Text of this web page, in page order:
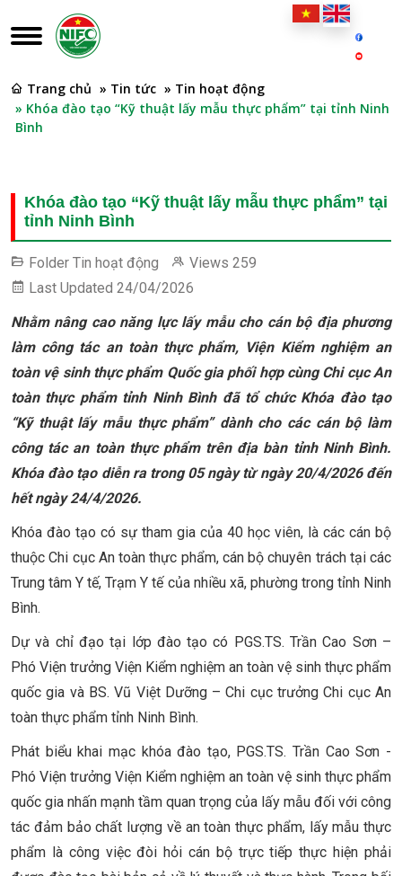
Trang chủ » Tin tức » Tin hoạt động
» Khóa đào tạo “Kỹ thuật lấy mẫu thực phẩm” tại tỉnh Ninh
Bình
Khóa đào tạo “Kỹ thuật lấy mẫu thực phẩm” tại
tỉnh Ninh Bình
Folder Tin hoạt động Views 259
Last Updated 24/04/2026
Nhằm nâng cao năng lực lấy mẫu cho cán bộ địa phương
làm công tác an toàn thực phẩm, Viện Kiểm nghiệm an
toàn vệ sinh thực phẩm Quốc gia phối hợp cùng Chi cục An
toàn thực phẩm tỉnh Ninh Bình đã tổ chức Khóa đào tạo
“Kỹ thuật lấy mẫu thực phẩm” dành cho các cán bộ làm
công tác an toàn thực phẩm trên địa bàn tỉnh Ninh Bình.
Khóa đào tạo diễn ra trong 05 ngày từ ngày 20/4/2026 đến
hết ngày 24/4/2026.
Khóa đào tạo có sự tham gia của 40 học viên, là các cán bộ
thuộc Chi cục An toàn thực phẩm, cán bộ chuyên trách tại các
Trung tâm Y tế, Trạm Y tế của nhiều xã, phường trong tỉnh Ninh
Bình.
Dự và chỉ đạo tại lớp đào tạo có PGS.TS. Trần Cao Sơn –
Phó Viện trưởng Viện Kiểm nghiệm an toàn vệ sinh thực phẩm
quốc gia và BS. Vũ Việt Dưỡng – Chi cục trưởng Chi cục An
toàn thực phẩm tỉnh Ninh Bình.
Phát biểu khai mạc khóa đào tạo, PGS.TS. Trần Cao Sơn -
Phó Viện trưởng Viện Kiểm nghiệm an toàn vệ sinh thực phẩm
quốc gia nhấn mạnh tầm quan trọng của lấy mẫu đối với công
tác đảm bảo chất lượng về an toàn thực phẩm, lấy mẫu thực
phẩm là công việc đòi hỏi cán bộ trực tiếp thực hiện phải